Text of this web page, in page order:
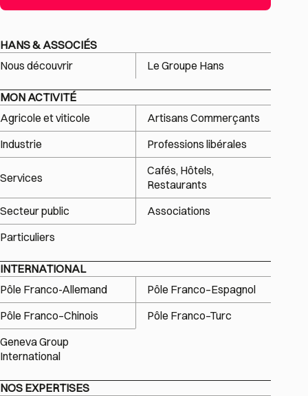
HANS & ASSOCIÉS
Nous découvrir
Le Groupe Hans
MON ACTIVITÉ
Agricole et viticole
Artisans Commerçants
Industrie
Professions libérales
Services
Cafés, Hôtels,
Restaurants
Secteur public
Associations
Particuliers
INTERNATIONAL
Pôle Franco-Allemand
Pôle Franco–Espagnol
Pôle Franco–Chinois
Pôle Franco–Turc
Geneva Group
International
NOS EXPERTISES